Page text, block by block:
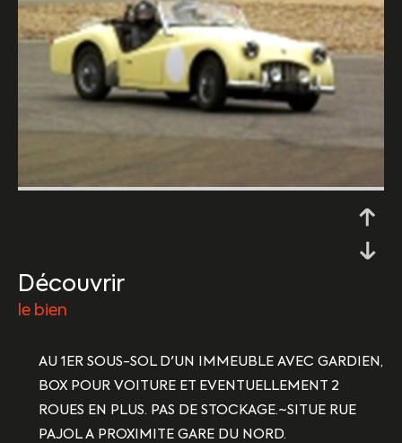
découvrir
le bien
AU 1ER SOUS-SOL D'UN IMMEUBLE AVEC GARDIEN,
BOX POUR VOITURE ET EVENTUELLEMENT 2
ROUES EN PLUS. PAS DE STOCKAGE.~SITUE RUE
PAJOL A PROXIMITE GARE DU NORD.